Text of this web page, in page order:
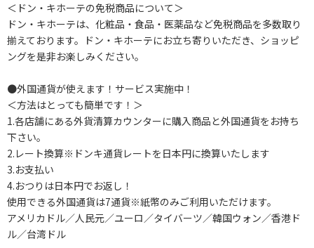
＜ドン・キホーテの免税商品について＞
ドン・キホーテは、化粧品・食品・医薬品など免税商品を多数取り
揃えております。ドン・キホーテにお立ち寄りいただき、ショッピ
ングを是非お楽しみください。
●外国通貨が使えます！サービス実施中！
＜方法はとっても簡単です！＞
1.各店舗にある外貨清算カウンターに購入商品と外国通貨をお持ち
下さい。
2.レート換算※ドンキ通貨レートを日本円に換算いたします
3.お支払い
4.おつりは日本円でお返し！
使用できる外国通貨は7通貨※紙幣のみご利用いただけます。
アメリカドル／人民元／ユーロ／タイバーツ／韓国ウォン／香港ド
ル／台湾ドル